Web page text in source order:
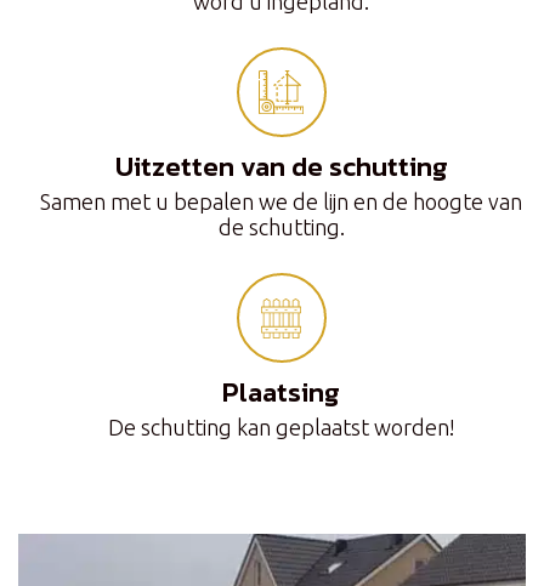
Uitzetten van de schutting
Samen met u bepalen we de lijn en de hoogte van
de schutting.
Plaatsing
De schutting kan geplaatst worden!